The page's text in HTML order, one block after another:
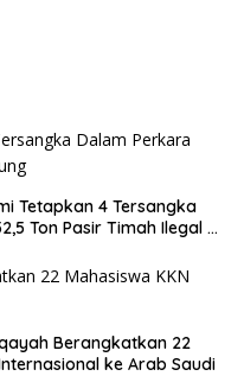
Tetapkan 4 Tersangka
Ton Pasir Timah Ilegal di
Berangkatkan 22
ke Arab Saudi